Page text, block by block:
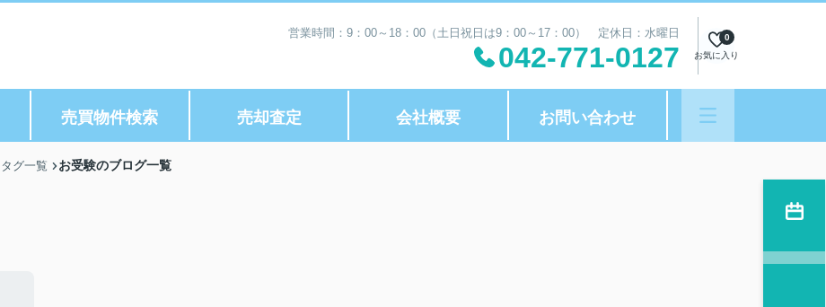
営業時間：9：00～18：00（土日祝日は9：00～17：00） 定休日：水曜日
042-771-0127 お気に入り
0
売買物件検索 売却査定 会社概要 お問い合わせ
タグ一覧 お受験のブログ一覧